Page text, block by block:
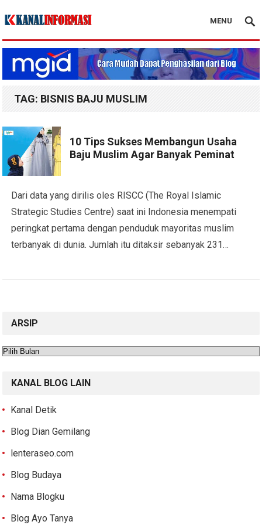
Blog Kanal Info
MENU
TAG: BISNIS BAJU MUSLIM
10 Tips Sukses Membangun Usaha
Baju Muslim Agar Banyak Peminat
Dari data yang dirilis oles RISCC (The Royal Islamic
Strategic Studies Centre) saat ini Indonesia menempati
peringkat pertama dengan penduduk mayoritas muslim
terbanyak di dunia. Jumlah itu ditaksir sebanyak 231…
ARSIP
Arsip
KANAL BLOG LAIN
Kanal Detik
Blog Dian Gemilang
lenteraseo.com
Blog Budaya
Nama Blogku
Blog Ayo Tanya